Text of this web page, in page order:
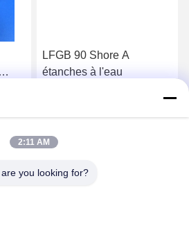
LFGB 90 Shore A
étanches à l'eau
2:11 AM
you looking for?